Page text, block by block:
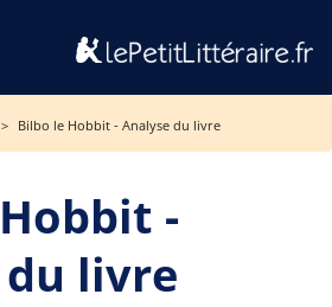
Bilbo le Hobbit - Analyse du livre
-
livre